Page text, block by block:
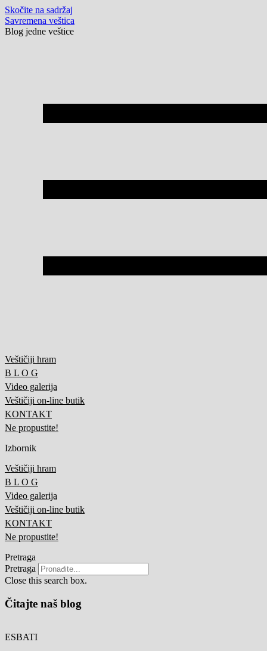
Skočite na sadržaj
Savremena veštica
Blog jedne veštice
Veštičiji hram
B L O G
Video galerija
Veštičiji on-line butik
KONTAKT
Ne propustite!
Izbornik
Veštičiji hram
B L O G
Video galerija
Veštičiji on-line butik
KONTAKT
Ne propustite!
Pretraga
Pretraga
Close this search box.
Čitajte naš blog
ESBATI